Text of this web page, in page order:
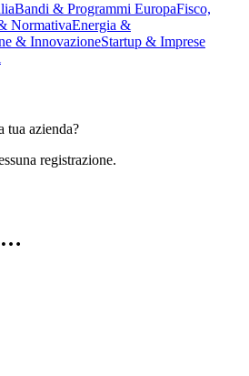
Bandi & Programmi EuropaFisco,
NormativaEnergia &
& InnovazioneStartup & Imprese
tua azienda?
registrazione.